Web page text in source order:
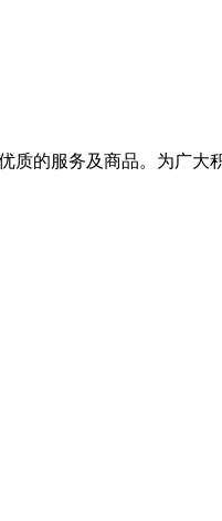
的服务及商品。为广大